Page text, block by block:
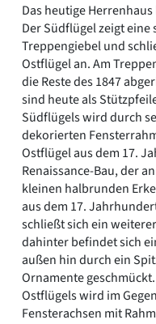
Das heutige
Der Südflügel zeigt
Treppengiebel und
Ostflügel an. Am
die Reste des 1847
sind heute als
Südflügels wird durch
dekorierten
Ostflügel aus dem 17.
Renaissance-Bau, der
kleinen halbrunden
aus dem 17.
schließt sich ein
dahinter befindet sich
außen hin durch ein
Ornamente
Ostflügels wird im
Fensterachsen mit